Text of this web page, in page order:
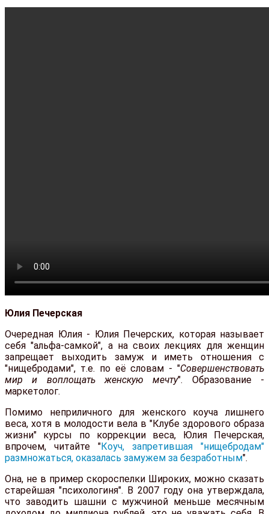
Юлия Печерская
Очередная Юлия - Юлия Печерских, которая называет
себя "альфа-самкой", а на своих лекциях для женщин
запрещает выходить замуж и иметь отношения с
"нищебродами", т.е. по её словам - "Совершенствовать
мир и воплощать женскую мечту". Образование -
маркетолог.
Помимо неприличного для женского коуча лишнего
веса, хотя в молодости вела в "Клубе здорового образа
жизни" курсы по коррекции веса, Юлия Печерская,
впрочем, читайте "Коуч, запретившая "нищебродам"
размножаться, оказалась замужем за безработным".
Она, не в пример скороспелки Широких, можно сказать
старейшая "психологиня". В 2007 году она утверждала,
что заводить шашни с мужчиной меньше месячным